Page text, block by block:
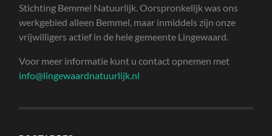
Stichting Bemmel Natuurlijk. Oorspronkelijk was ons
werkgebied alleen Bemmel, maar inmiddels zijn onze
vrijwilligers actief in de hele gemeente Lingewaard.
Voor meer informatie kunt u contact opnemen met
info@lingewaardnatuurlijk.nl